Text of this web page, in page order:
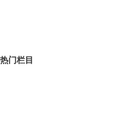
热门栏目